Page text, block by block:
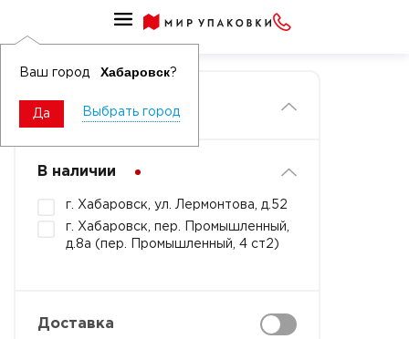
Ваш город Хабаровск?
Да Выбрать город
Главная
Фильтры
В наличии
г. Хабаровск, ул. Лермонтова, д.52
г. Хабаровск, пер. Промышленный,
д.8а (пер. Промышленный, 4 ст2)
Доставка